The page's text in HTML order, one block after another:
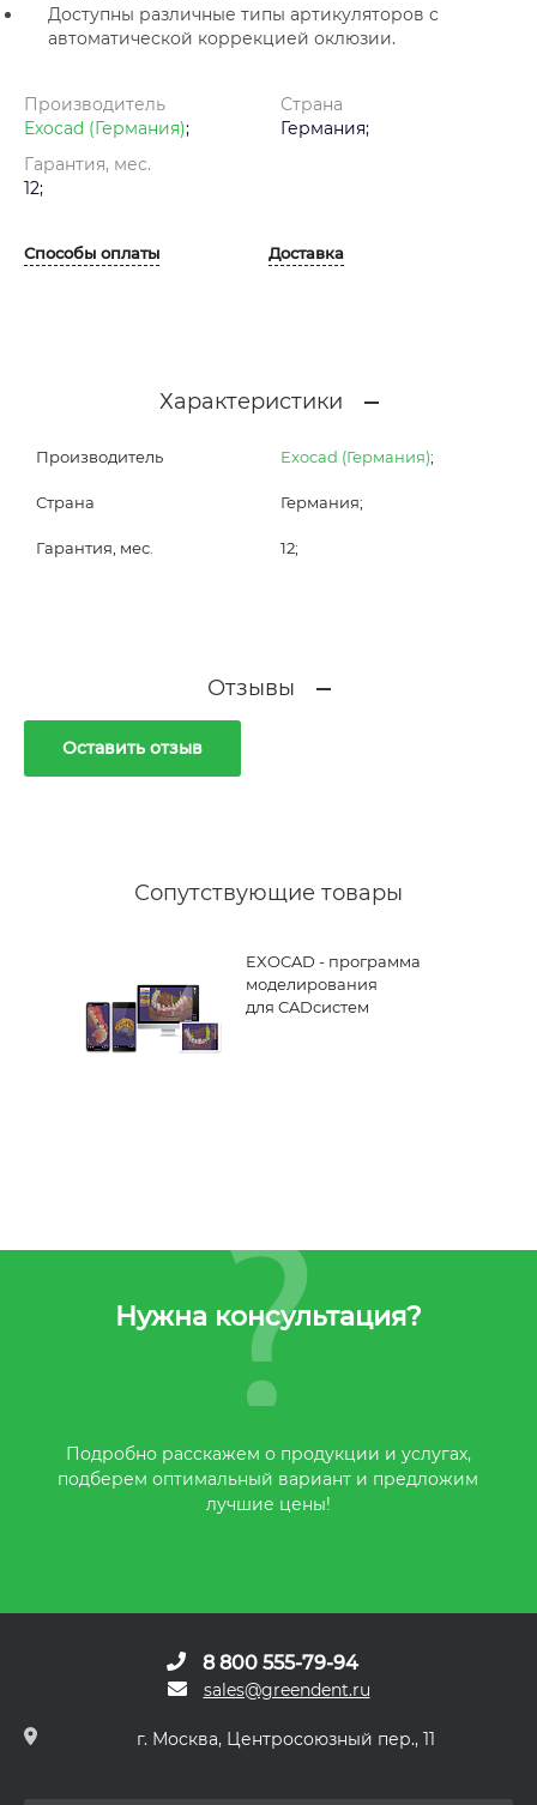
Доступны различные типы артикуляторов с
автоматической коррекцией оклюзии.
Производитель
Exocad (Германия);
Страна
Германия;
Гарантия, мес.
12;
Способы оплаты Доставка
Характеристики
Производитель Exocad (Германия);
Страна Германия;
Гарантия, мес. 12;
Отзывы
Оставить отзыв
Сопутствующие товары
EXOCAD - программа
моделирования
для CADсистем
Нужна консультация?
Подробно расскажем о продукции и услугах,
подберем оптимальный вариант и предложим
лучшие цены!
8 800 555-79-94
sales@greendent.ru
г. Москва, Центросоюзный пер., 11